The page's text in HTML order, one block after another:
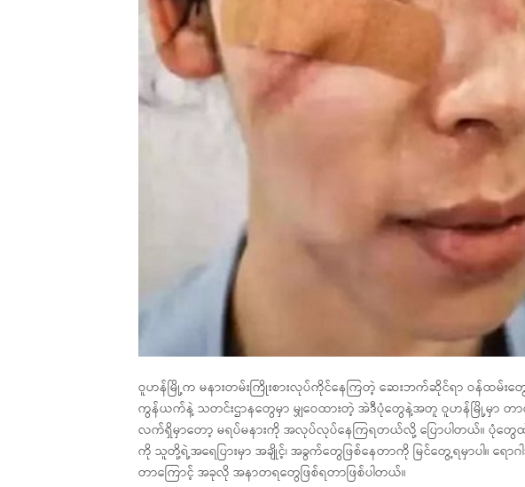
ဝူဟန်မြို့က မနားတမ်းကြိုးစားလုပ်ကိုင်နေကြတဲ့ ဆေးဘက်ဆိုင်ရာ ဝန်ထမ်းတွ
ကွန်ယက်နဲ့ သတင်းဌာနတွေမှာ မျှဝေထားတဲ့ အဲဒီပုံတွေနဲ့အတူ ဝူဟန်မြို့မှာ တ
လက်ရှိမှာတော့ မရပ်မနားကို အလုပ်လုပ်နေကြရတယ်လို့ ပြောပါတယ်။ ပုံတွေထဲမှ
ကို သူတို့ရဲ့အရေပြားမှာ အချိုင့်၊ အခွက်တွေဖြစ်နေတာကို မြင်တွေ့ရမှာပါ။ ရ
တာကြောင့် အခုလို အနာတရတွေဖြစ်ရတာဖြစ်ပါတယ်။